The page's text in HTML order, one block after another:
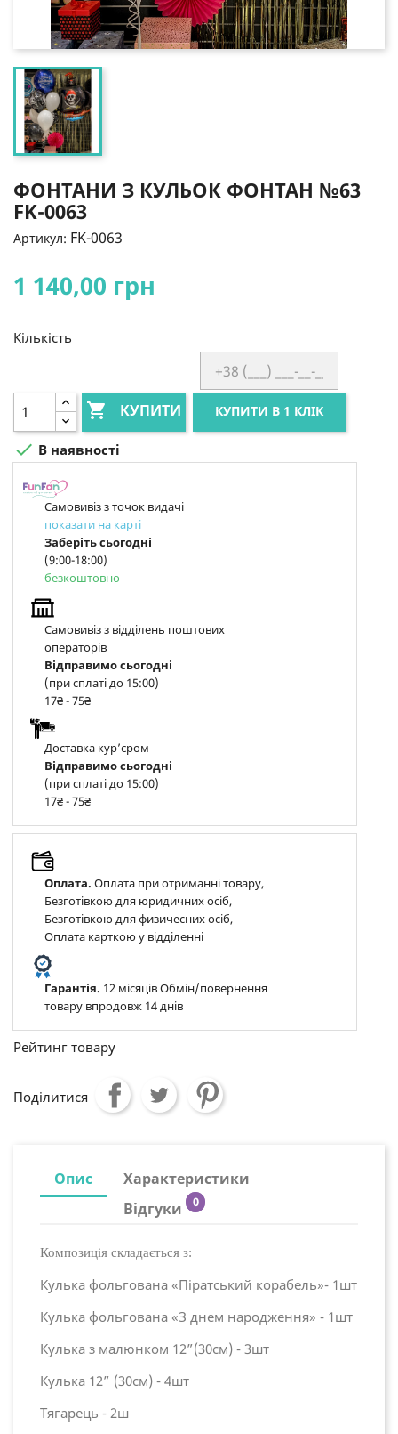
ФОНТАНИ З КУЛЬОК ФОНТАН №63
FK-0063
Артикул: FK-0063
1 140,00 грн
Кількість
 КУПИТИ КУПИТИ В 1 КЛІК
 В наявності
Самовивіз з точок видачі
показати на карті
Заберіть сьогодні
(9:00-18:00)
безкоштовно
Самовивіз з відділень поштових
операторів
Відправимо сьогодні
(при сплаті до 15:00)
17₴ - 75₴
Доставка курʼєром
Відправимо сьогодні
(при сплаті до 15:00)
17₴ - 75₴
Оплата. Оплата при отриманні товару,
Безготівкою для юридичних осіб,
Безготівкою для физичесних осіб,
Оплата карткою у відділенні
Гарантія. 12 місяців Обмін/повернення
товару впродовж 14 днів
Рейтинг товару
Поділитися
Опис
Характеристики
Відгуки
0
Композиція складається з:
Кулька фольгована «Піратський корабель»- 1шт
Кулька фольгована «З днем народження» - 1шт
Кулька з малюнком 12”(30см) - 3шт
Кулька 12” (30см) - 4шт
Тягарець - 2ш